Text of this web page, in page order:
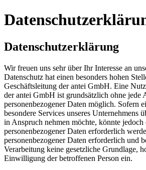
Datenschutzerklärung
Wir freuen uns sehr über Ihr Interesse an
Datenschutz hat einen besonders hohen
Geschäftsleitung der antei GmbH. Eine
der antei GmbH ist grundsätzlich ohne jede
personenbezogener Daten möglich. Sofern
besondere Services unseres Unternehmens
in Anspruch nehmen möchte, könnte jedoch
personenbezogener Daten erforderlich
personenbezogener Daten erforderlich und
Verarbeitung keine gesetzliche Grundlage,
Einwilligung der betroffenen Person ein.